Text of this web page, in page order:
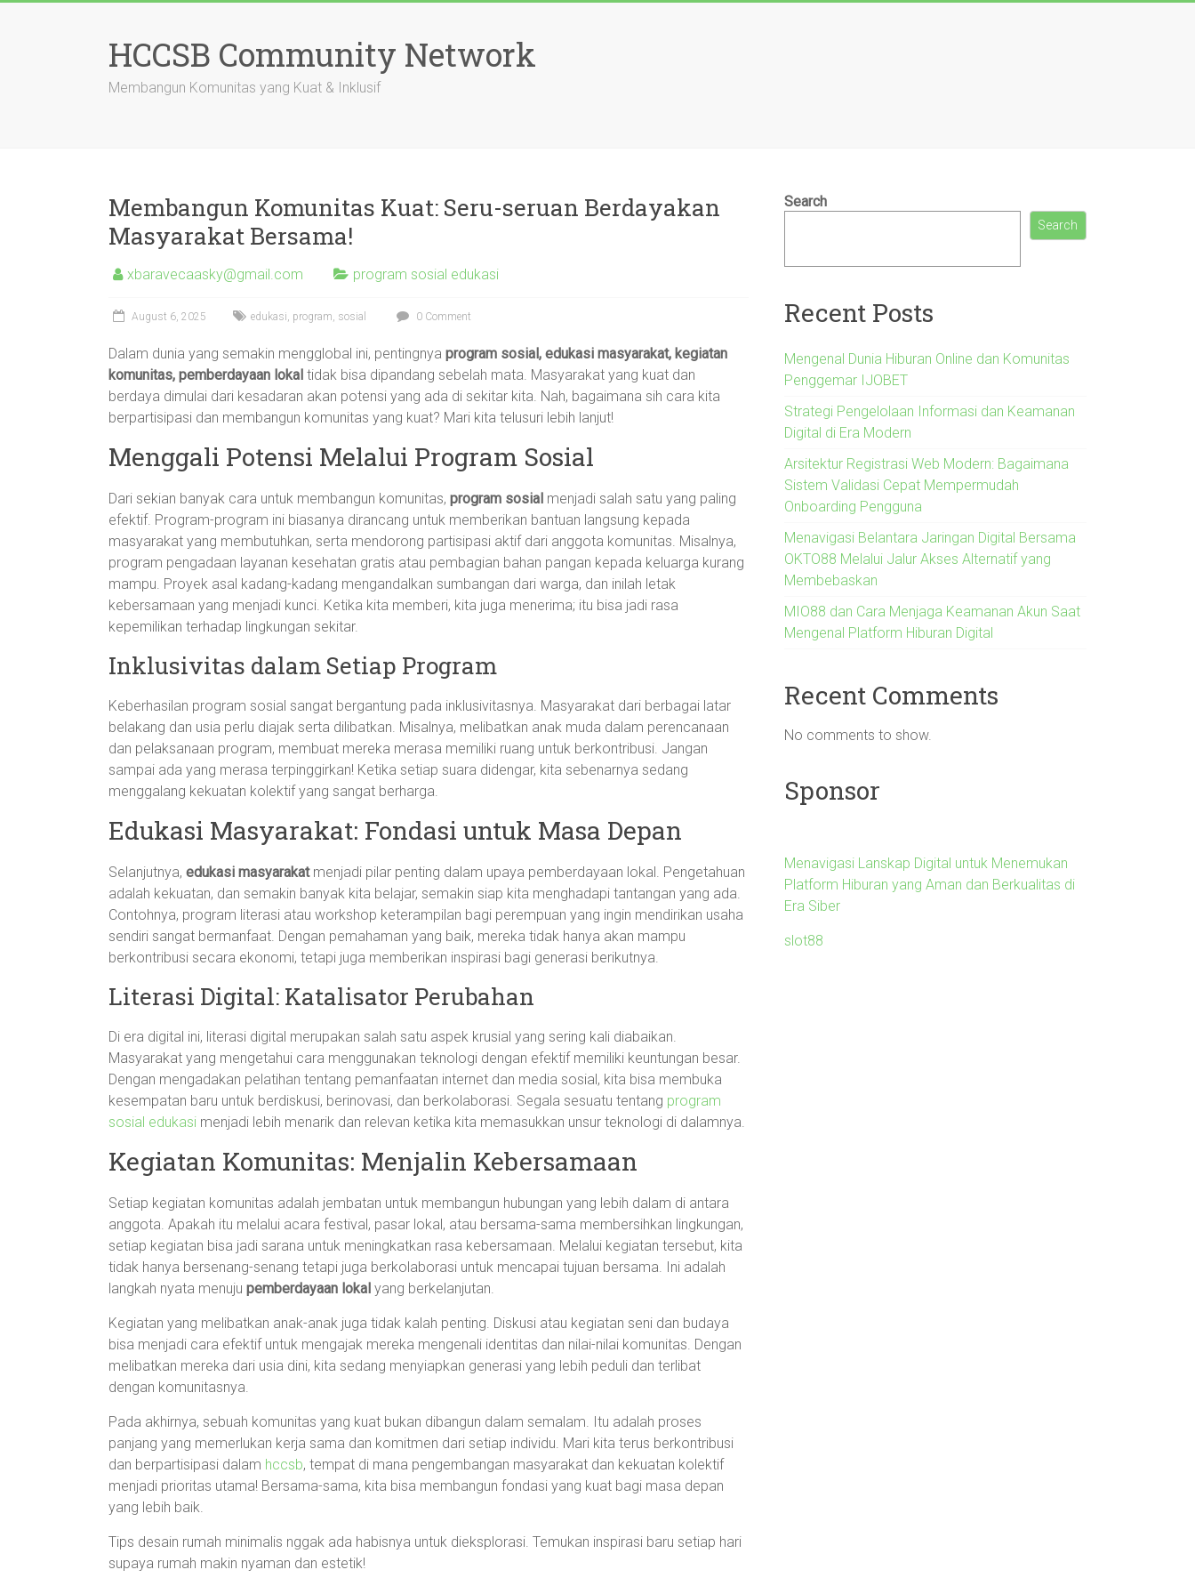
HCCSB Community Network
Membangun Komunitas yang Kuat & Inklusif
Membangun Komunitas Kuat: Seru-seruan Berdayakan
Masyarakat Bersama!
xbaravecaasky@gmail.com program sosial edukasi
August 6, 2025 edukasi, program, sosial 0 Comment
Dalam dunia yang semakin mengglobal ini, pentingnya program sosial, edukasi masyarakat, kegiatan
komunitas, pemberdayaan lokal tidak bisa dipandang sebelah mata. Masyarakat yang kuat dan
berdaya dimulai dari kesadaran akan potensi yang ada di sekitar kita. Nah, bagaimana sih cara kita
berpartisipasi dan membangun komunitas yang kuat? Mari kita telusuri lebih lanjut!
Menggali Potensi Melalui Program Sosial
Dari sekian banyak cara untuk membangun komunitas, program sosial menjadi salah satu yang paling
efektif. Program-program ini biasanya dirancang untuk memberikan bantuan langsung kepada
masyarakat yang membutuhkan, serta mendorong partisipasi aktif dari anggota komunitas. Misalnya,
program pengadaan layanan kesehatan gratis atau pembagian bahan pangan kepada keluarga kurang
mampu. Proyek asal kadang-kadang mengandalkan sumbangan dari warga, dan inilah letak
kebersamaan yang menjadi kunci. Ketika kita memberi, kita juga menerima; itu bisa jadi rasa
kepemilikan terhadap lingkungan sekitar.
Inklusivitas dalam Setiap Program
Keberhasilan program sosial sangat bergantung pada inklusivitasnya. Masyarakat dari berbagai latar
belakang dan usia perlu diajak serta dilibatkan. Misalnya, melibatkan anak muda dalam perencanaan
dan pelaksanaan program, membuat mereka merasa memiliki ruang untuk berkontribusi. Jangan
sampai ada yang merasa terpinggirkan! Ketika setiap suara didengar, kita sebenarnya sedang
menggalang kekuatan kolektif yang sangat berharga.
Edukasi Masyarakat: Fondasi untuk Masa Depan
Selanjutnya, edukasi masyarakatmenjadi pilar penting dalam upaya pemberdayaan lokal. Pengetahuan
adalah kekuatan, dan semakin banyak kita belajar, semakin siap kita menghadapi tantangan yang ada.
Contohnya, program literasi atau workshop keterampilan bagi perempuan yang ingin mendirikan usaha
sendiri sangat bermanfaat. Dengan pemahaman yang baik, mereka tidak hanya akan mampu
berkontribusi secara ekonomi, tetapi juga memberikan inspirasi bagi generasi berikutnya.
Literasi Digital: Katalisator Perubahan
Di era digital ini, literasi digital merupakan salah satu aspek krusial yang sering kali diabaikan.
Masyarakat yang mengetahui cara menggunakan teknologi dengan efektif memiliki keuntungan besar.
Dengan mengadakan pelatihan tentang pemanfaatan internet dan media sosial, kita bisa membuka
kesempatan baru untuk berdiskusi, berinovasi, dan berkolaborasi. Segala sesuatu tentang program
sosial edukasi menjadi lebih menarik dan relevan ketika kita memasukkan unsur teknologi di dalamnya.
Kegiatan Komunitas: Menjalin Kebersamaan
Setiap kegiatan komunitas adalah jembatan untuk membangun hubungan yang lebih dalam di antara
anggota. Apakah itu melalui acara festival, pasar lokal, atau bersama-sama membersihkan lingkungan,
setiap kegiatan bisa jadi sarana untuk meningkatkan rasa kebersamaan. Melalui kegiatan tersebut, kita
tidak hanya bersenang-senang tetapi juga berkolaborasi untuk mencapai tujuan bersama. Ini adalah
langkah nyata menuju pemberdayaan lokal yang berkelanjutan.
Kegiatan yang melibatkan anak-anak juga tidak kalah penting. Diskusi atau kegiatan seni dan budaya
bisa menjadi cara efektif untuk mengajak mereka mengenali identitas dan nilai-nilai komunitas. Dengan
melibatkan mereka dari usia dini, kita sedang menyiapkan generasi yang lebih peduli dan terlibat
dengan komunitasnya.
Pada akhirnya, sebuah komunitas yang kuat bukan dibangun dalam semalam. Itu adalah proses
panjang yang memerlukan kerja sama dan komitmen dari setiap individu. Mari kita terus berkontribusi
dan berpartisipasi dalam hccsb, tempat di mana pengembangan masyarakat dan kekuatan kolektif
menjadi prioritas utama! Bersama-sama, kita bisa membangun fondasi yang kuat bagi masa depan
yang lebih baik.
Tips desain rumah minimalis nggak ada habisnya untuk dieksplorasi. Temukan inspirasi baru setiap hari
supaya rumah makin nyaman dan estetik!
Search
Search
Recent Posts
Mengenal Dunia Hiburan Online dan Komunitas
Penggemar IJOBET
Strategi Pengelolaan Informasi dan Keamanan
Digital di Era Modern
Arsitektur Registrasi Web Modern: Bagaimana
Sistem Validasi Cepat Mempermudah
Onboarding Pengguna
Menavigasi Belantara Jaringan Digital Bersama
OKTO88 Melalui Jalur Akses Alternatif yang
Membebaskan
MIO88 dan Cara Menjaga Keamanan Akun Saat
Mengenal Platform Hiburan Digital
Recent Comments
No comments to show.
Sponsor
Menavigasi Lanskap Digital untuk Menemukan
Platform Hiburan yang Aman dan Berkualitas di
Era Siber
slot88